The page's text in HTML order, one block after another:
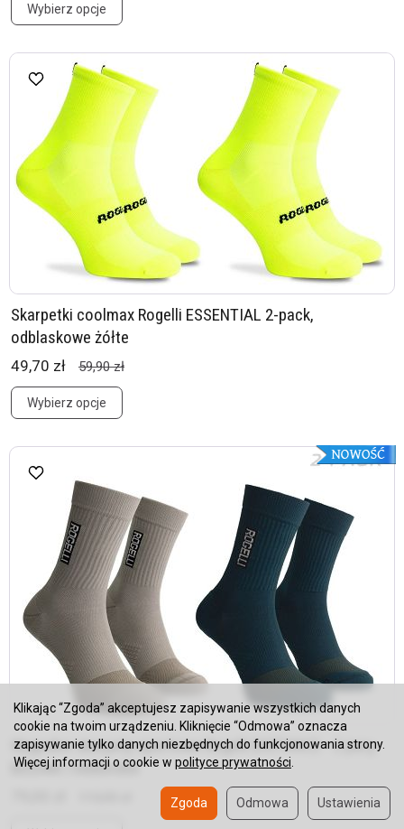
Wybierz opcje
Skarpetki coolmax Rogelli ESSENTIAL 2-pack,
odblaskowe żółte
49,70 zł 59,90 zł
Wybierz opcje
Wygodne skarpety sportowe Rogelli DISTANCE - 2 pary,
beżowe i niebieskie
Klikając “Zgoda” akceptujesz zapisywanie wszystkich danych
cookie na twoim urządzeniu. Kliknięcie “Odmowa” oznacza
zapisywanie tylko danych niezbędnych do funkcjonowania strony.
Więcej informacji o cookie w polityce prywatności
Ustawienia
Odmowa
Zgoda